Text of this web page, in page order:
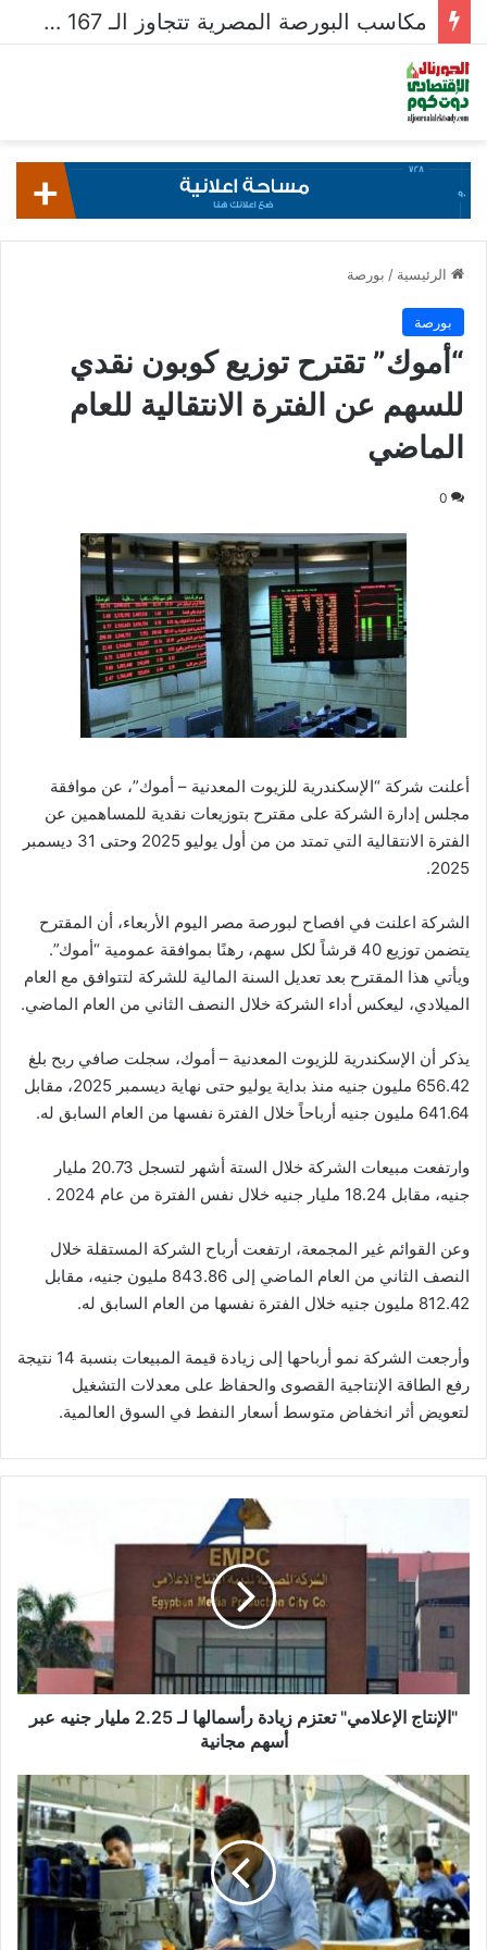
مكاسب البورصة المصرية تتجاوز الـ 167 مليار جنيه خلال أسبوع
الرئيسية / بورصة
بورصة
“أموك” تقترح توزيع كوبون نقدي
للسهم عن الفترة الانتقالية للعام
الماضي
0
أعلنت شركة “الإسكندرية للزيوت المعدنية – أموك”، عن موافقة
مجلس إدارة الشركة على مقترح بتوزيعات نقدية للمساهمين عن
الفترة الانتقالية التي تمتد من من أول يوليو 2025 وحتى 31 ديسمبر
2025.
الشركة اعلنت في افصاح لبورصة مصر اليوم الأربعاء، أن المقترح
يتضمن توزيع 40 قرشاً لكل سهم، رهنًا بموافقة عمومية “أموك”.
ويأتي هذا المقترح بعد تعديل السنة المالية للشركة لتتوافق مع العام
الميلادي، ليعكس أداء الشركة خلال النصف الثاني من العام الماضي.
يذكر أن الإسكندرية للزيوت المعدنية – أموك، سجلت صافي ربح بلغ
656.42 مليون جنيه منذ بداية يوليو حتى نهاية ديسمبر 2025، مقابل
641.64 مليون جنيه أرباحاً خلال الفترة نفسها من العام السابق له.
وارتفعت مبيعات الشركة خلال الستة أشهر لتسجل 20.73 مليار
جنيه، مقابل 18.24 مليار جنيه خلال نفس الفترة من عام 2024 .
وعن القوائم غير المجمعة، ارتفعت أرباح الشركة المستقلة خلال
النصف الثاني من العام الماضي إلى 843.86 مليون جنيه، مقابل
812.42 مليون جنيه خلال الفترة نفسها من العام السابق له.
وأرجعت الشركة نمو أرباحها إلى زيادة قيمة المبيعات بنسبة 14 نتيجة
رفع الطاقة الإنتاجية القصوى والحفاظ على معدلات التشغيل
لتعويض أثر انخفاض متوسط أسعار النفط في السوق العالمية.
تعتزم
رأسمالها
مليار
جنيه
عبر
"الإنتاج الإعلامي" تعتزم زيادة رأسمالها لـ 2.25 مليار جنيه عبر
أسهم مجانية
مليار
جنيه
تمويلات
لمشروعات
عدة
عبر
مراكز